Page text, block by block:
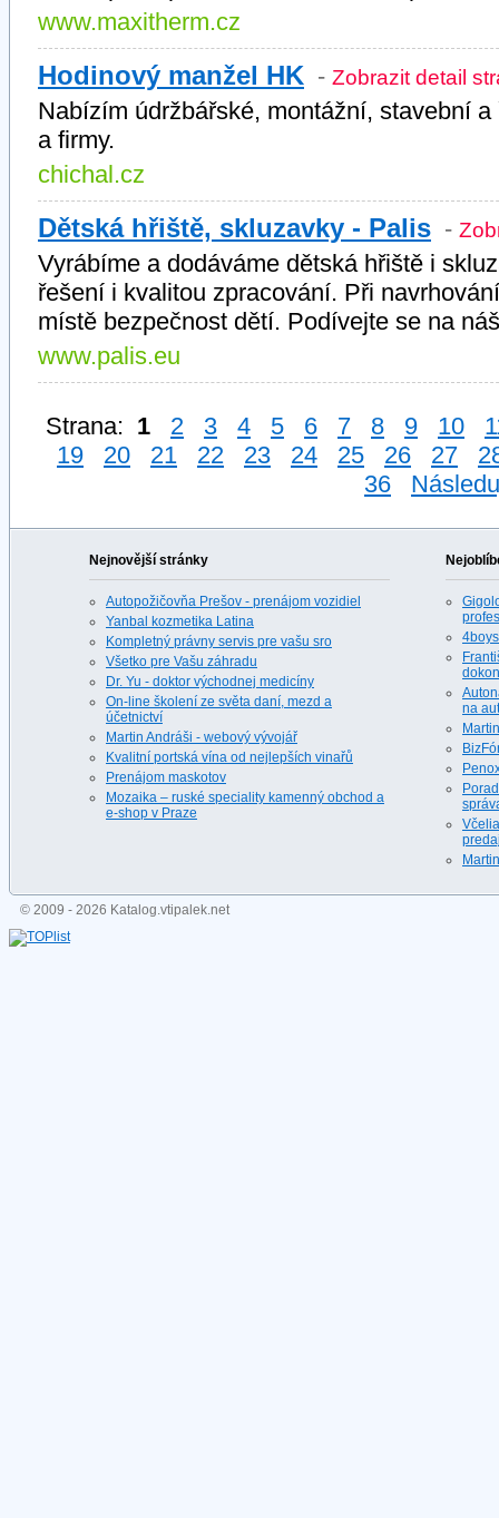
www.maxitherm.cz
Hodinový manžel HK - Zobrazit detail
Nabízím údržbářské, montážní, stavební
a firmy.
chichal.cz
Dětská hřiště, skluzavky - Palis -
Vyrábíme a dodáváme dětská hřiště i
řešení i kvalitou zpracování. Při
místě bezpečnost dětí. Podívejte se na
www.palis.eu
Strana: 1 2 3 4 5 6 7 8 9 10
19
20 21 22 23 24 25 26 27
36
Nejnovější stránky
Autopožičovňa Prešov - prenájom vozidiel
Yanbal kozmetika Latina
Kompletný právny servis pre vašu sro
Všetko pre Vašu záhradu
Dr. Yu - doktor východnej medicíny
On-line školení ze světa daní, mezd a
účetnictví
Martin Andráši - webový vývojář
Kvalitní portská vína od nejlepších vinařů
Prenájom maskotov
Mozaika – ruské speciality kamenný obchod a
e-shop v Praze
na
© 2009 - 2026 Katalog.vtipalek.net